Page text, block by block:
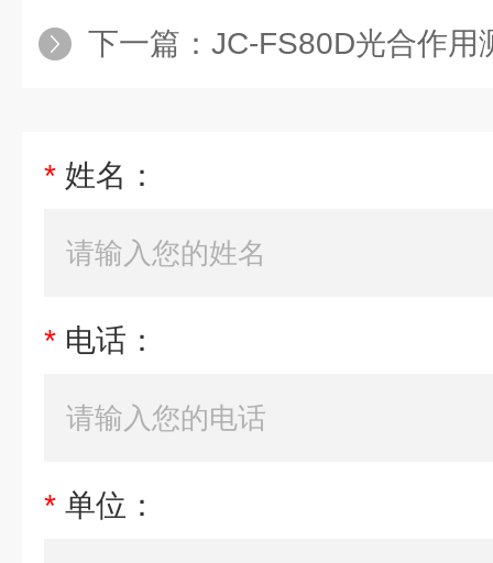
下一篇： JC-FS80D光合作用
* 姓名：
* 电话：
* 单位：